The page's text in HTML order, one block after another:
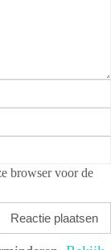
browser voor de